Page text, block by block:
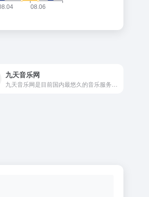
九天音乐网